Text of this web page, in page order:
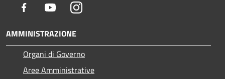
Facebook YoutubeInstagram
AMMINISTRAZIONE
Organi di Governo
Aree Amministrative